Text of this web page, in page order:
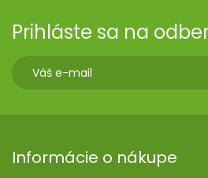
Prihláste sa na
Informácie o nákupe